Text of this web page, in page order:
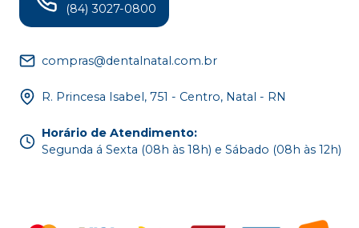
(84) 3027-0800
compras@dentalnatal.com.br
R. Princesa Isabel, 751 - Centro, Natal - RN
Horário de Atendimento:
Segunda á Sexta (08h às 18h) e Sábado (08h às 12h)